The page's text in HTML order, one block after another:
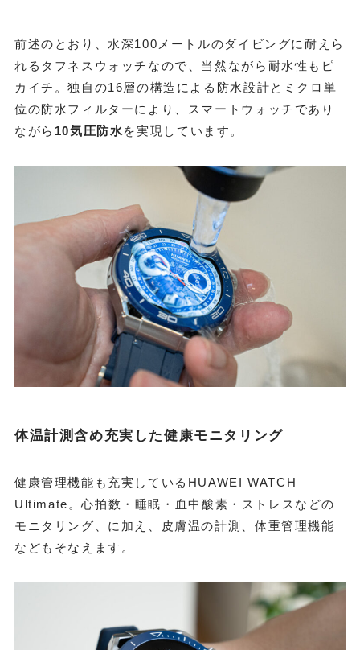
前述のとおり、水深100メートルのダイビングに耐えら
れるタフネスウォッチなので、当然ながら耐水性もピ
カイチ。独自の16層の構造による防水設計とミクロ単
位の防水フィルターにより、スマートウォッチであり
ながら 10気圧防水を実現しています。
体温計測含め充実した健康モニタリング
健康管理機能も充実しているHUAWEI WATCH
Ultimate。心拍数・睡眠・血中酸素・ストレスなどの
モニタリング、に加え、皮膚温の計測、体重管理機能
などもそなえます。